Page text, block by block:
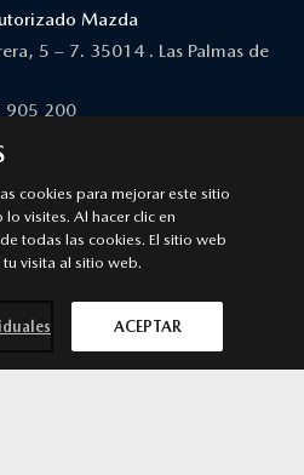
Mazda
5 – 7. 35014 . Las Palmas de
905 200
Mazda
363
cookies para mejorar este sitio
visites. Al hacer clic en
todas las cookies. El sitio web
visita al sitio web.
ACEPTAR